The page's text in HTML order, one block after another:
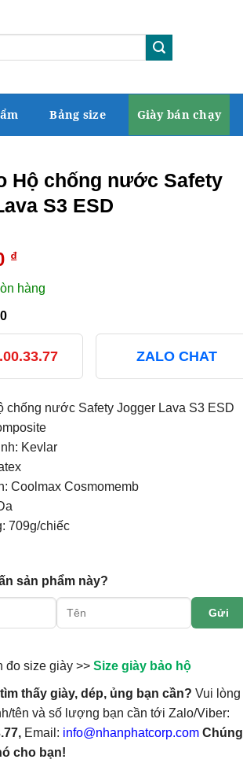
Bảng size Giày bán chạy
Hộ chống nước Safety
S3 ESD
₫
hàng
ZALO CHAT
chống nước Safety Jogger Lava S3 ESD
Kevlar
Coolmax Cosmomemb
709g/chiếc
sản phẩm này?
Gửi
đo size giày >>Size giày bảo hộ
thấy giày, dép, ủng bạn cần?Vui lòng
tên và số lượng bạn cần tới Zalo/Viber:
Email: info@nhanphatcorp.com Chúng
cho bạn!